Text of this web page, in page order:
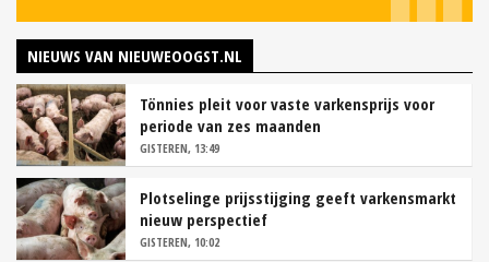
NIEUWS VAN NIEUWEOOGST.NL
Tönnies pleit voor vaste varkensprijs voor
periode van zes maanden
GISTEREN, 13:49
Plotselinge prijsstijging geeft varkensmarkt
nieuw perspectief
GISTEREN, 10:02